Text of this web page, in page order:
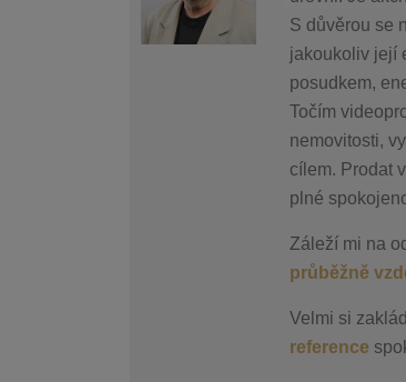
S důvěrou se
jakoukoliv její
posudkem,
Točím
nemovitosti,
cílem. Prodat
plné
Záleží mi na
průběžně
Velmi si
reference